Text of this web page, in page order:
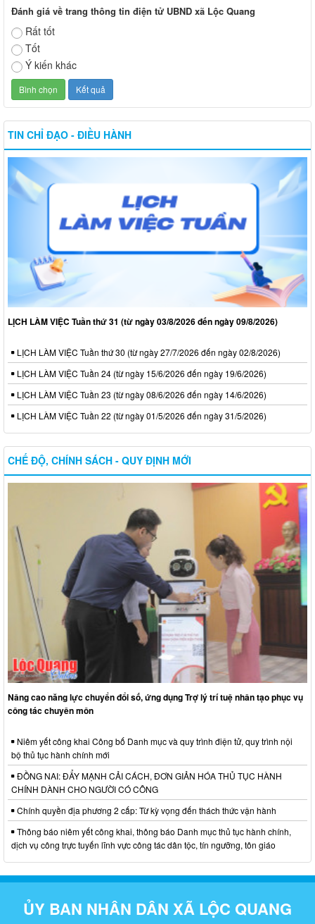
Đánh giá về trang thông tin điện tử UBND xã Lộc Quang
Rất tốt
Tốt
Ý kiến khác
TIN CHỈ ĐẠO - ĐIỀU HÀNH
LỊCH LÀM VIỆC Tuần thứ 31 (từ ngày 03/8/2026 đến ngày 09/8/2026)
LỊCH LÀM VIỆC Tuần thứ 30 (từ ngày 27/7/2026 đến ngày 02/8/2026)
LỊCH LÀM VIỆC Tuần 24 (từ ngày 15/6/2026 đến ngày 19/6/2026)
LỊCH LÀM VIỆC Tuần 23 (từ ngày 08/6/2026 đến ngày 14/6/2026)
LỊCH LÀM VIỆC Tuần 22 (từ ngày 01/5/2026 đến ngày 31/5/2026)
CHẾ ĐỘ, CHÍNH SÁCH - QUY ĐỊNH MỚI
Nâng cao năng lực chuyển đổi số, ứng dụng Trợ lý trí tuệ nhân tạo phục vụ
công tác chuyên môn
Niêm yết công khai Công bố Danh mục và quy trình điện tử, quy trình nội
bộ thủ tục hành chính mới
ĐỒNG NAI: ĐẨY MẠNH CẢI CÁCH, ĐƠN GIẢN HÓA THỦ TỤC HÀNH
CHÍNH DÀNH CHO NGƯỜI CÓ CÔNG
Chính quyền địa phương 2 cấp: Từ kỳ vọng đến thách thức vận hành
Thông báo niêm yết công khai, thông báo Danh mục thủ tục hành chính,
dịch vụ công trực tuyến lĩnh vực công tác dân tộc, tín ngưỡng, tôn giáo
ỦY BAN NHÂN DÂN XÃ LỘC QUANG